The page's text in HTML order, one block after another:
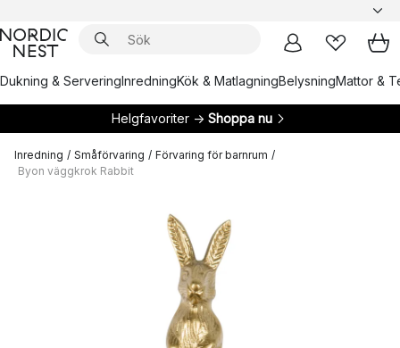
Dukning & ServeringInredningKök & MatlagningBelysningMattor &
Helgfavoriter → Shoppa nu
Inredning / Småförvaring / Förvaring för barnrum /
Byon väggkrok Rabbit